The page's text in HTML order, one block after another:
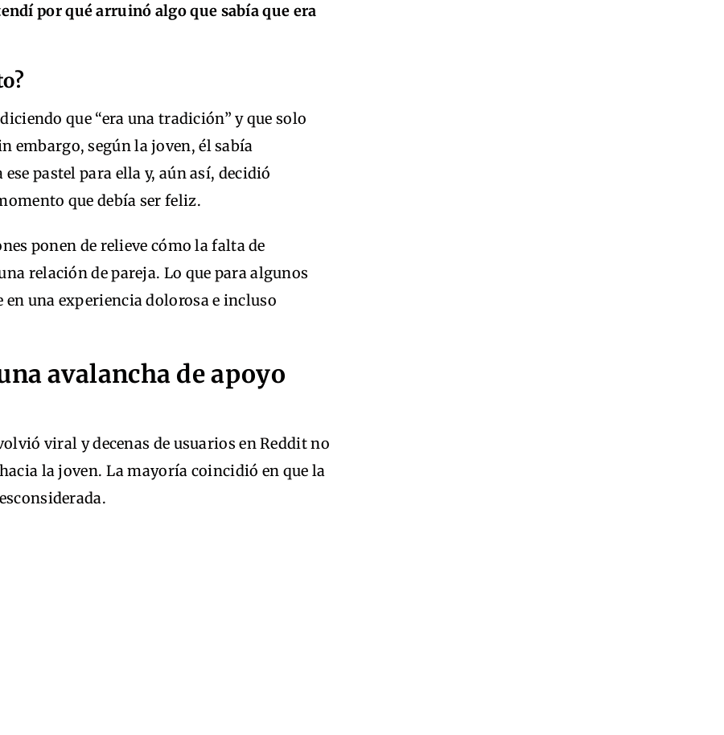
por qué arruinó algo que sabía que era
que “era una tradición” y que solo
embargo, según la joven, él sabía
pastel para ella y, aún así, decidió
que debía ser feliz.
ponen de relieve cómo la falta de
relación de pareja. Lo que para algunos
una experiencia dolorosa e incluso
avalancha de apoyo
viral y decenas de usuarios en Reddit no
la joven. La mayoría coincidió en que la